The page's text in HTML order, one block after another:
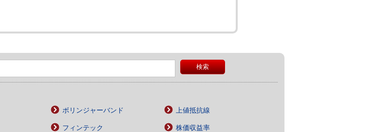
ボリンジャーバンド 上値抵抗線
フィンテック 株価収益率